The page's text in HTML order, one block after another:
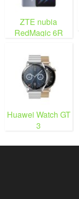
ZTE nubia
RedMagic 6R
Huawei Watch GT
3